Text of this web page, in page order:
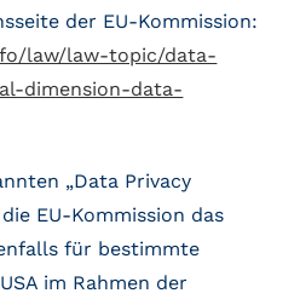
der EU-Kommission:
law/law-topic/data-
dimension-data-
„Data Privacy
EU-Kommission das
für bestimmte
im Rahmen der